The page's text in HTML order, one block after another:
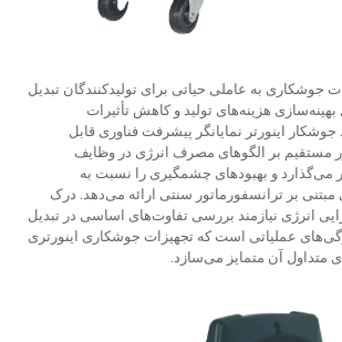
جوشکاری به عاملی حیاتی برای تولیدکنندگان تبدیل
هزینه‌های تولید و کاهش تأثیرات
اینورتر نمایانگر پیشرفت فناوری قابل
بر الگوهای مصرف انرژی در وظایف
می‌گذارد و بهبودهای چشمگیری را نسبت به
بر ترانسفورماتور سنتی ارائه می‌دهد. درک
انرژی نیازمند بررسی تفاوت‌های اساسی در تبدیل
عملیاتی است که تجهیزات جوشکاری اینورتری
متداول آن متمایز می‌سازد.